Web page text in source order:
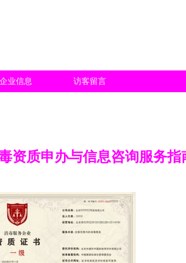
企业信息 访客留言
资质申办与信息咨询服务指